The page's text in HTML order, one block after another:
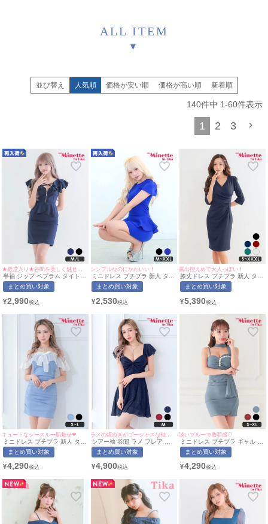
ALL ITEM
▼
並び替え 人気順 価格が安い順 価格が高い順 新着順
140件中 1-60件表示
1 2 3
半袖 ジップ ペプラム タイト
ミニドレス (ひなたまる着
用/M~Lサイズ対応) myMinette/
まとめ買い対象
¥2,990
シンプルなのにかわいい！
ミニドレス プチプラ 新人 タイ
ト ペプラム セクシー 半袖 低
身長 谷間 青 キャバドレス (ひ
応) | myMinette/マイミネット
まとめ買い対象
¥2,530
露出控えめで大人っぽい！
膝丈ドレス プチプラ 新人 タイ
ト 袖あり ネイビー ワンカラー
シンプル Vネック 7分袖 カシ
ぴ着用/S〜XXXLサイズ対応) |
まとめ買い対象
¥5,390
キュートなシースルー肌魅せ❤︎
ミニドレス プチプラ 新人 タイ
ト オフショル キャミソール シ
アー 低身長 胸元隠し リボン
用/S~Lサイズ) | myMinette/マ
まとめ買い対象
¥4,290
ラメの煌めきがゴージャスな袖ありドレス♡
シアー袖 谷間 ラメ フレア ミ
ニドレス (せいせい着用/Mサイ
ズ対応) | myMinette/マイミネ
まとめ買い対象
¥4,900
淡いブルーで透明感♡
ミニドレス プチプラ ギャル セ
クシー ワンショル 谷間 背中魅
せ ウエストリボン リボン ダス
ートカット キャバドレス (あい
まとめ買い対象
¥4,290